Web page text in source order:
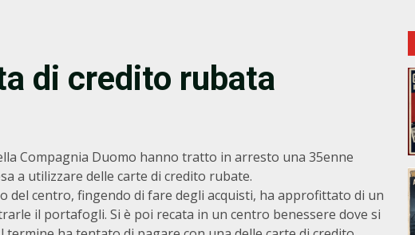
di credito rubata
Compagnia Duomo hanno tratto in arresto una 35enne
a utilizzare delle carte di credito rubate.
del centro, fingendo di fare degli acquisti, ha approfittato di un
il portafogli. Si è poi recata in un centro benessere dove si